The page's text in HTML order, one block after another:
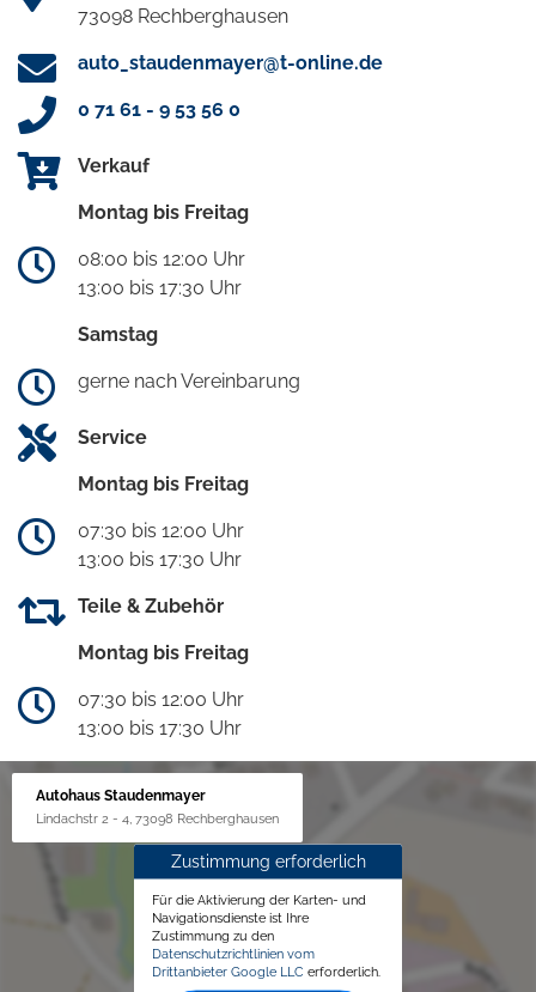
73098 Rechberghausen
auto_staudenmayer@t-online.de
0 71 61 - 9 53 56 0
Verkauf
Montag bis Freitag
08:00 bis 12:00 Uhr
13:00 bis 17:30 Uhr
Samstag
gerne nach Vereinbarung
Service
Montag bis Freitag
07:30 bis 12:00 Uhr
13:00 bis 17:30 Uhr
Teile & Zubehör
Montag bis Freitag
07:30 bis 12:00 Uhr
13:00 bis 17:30 Uhr
Autohaus Staudenmayer
Lindachstr 2 - 4, 73098 Rechberghausen
Zustimmung erforderlich
Für die Aktivierung der Karten- und
Navigationsdienste ist Ihre
Zustimmung zu den
Datenschutzrichtlinien vom
Drittanbieter Google LLC erforderlich.